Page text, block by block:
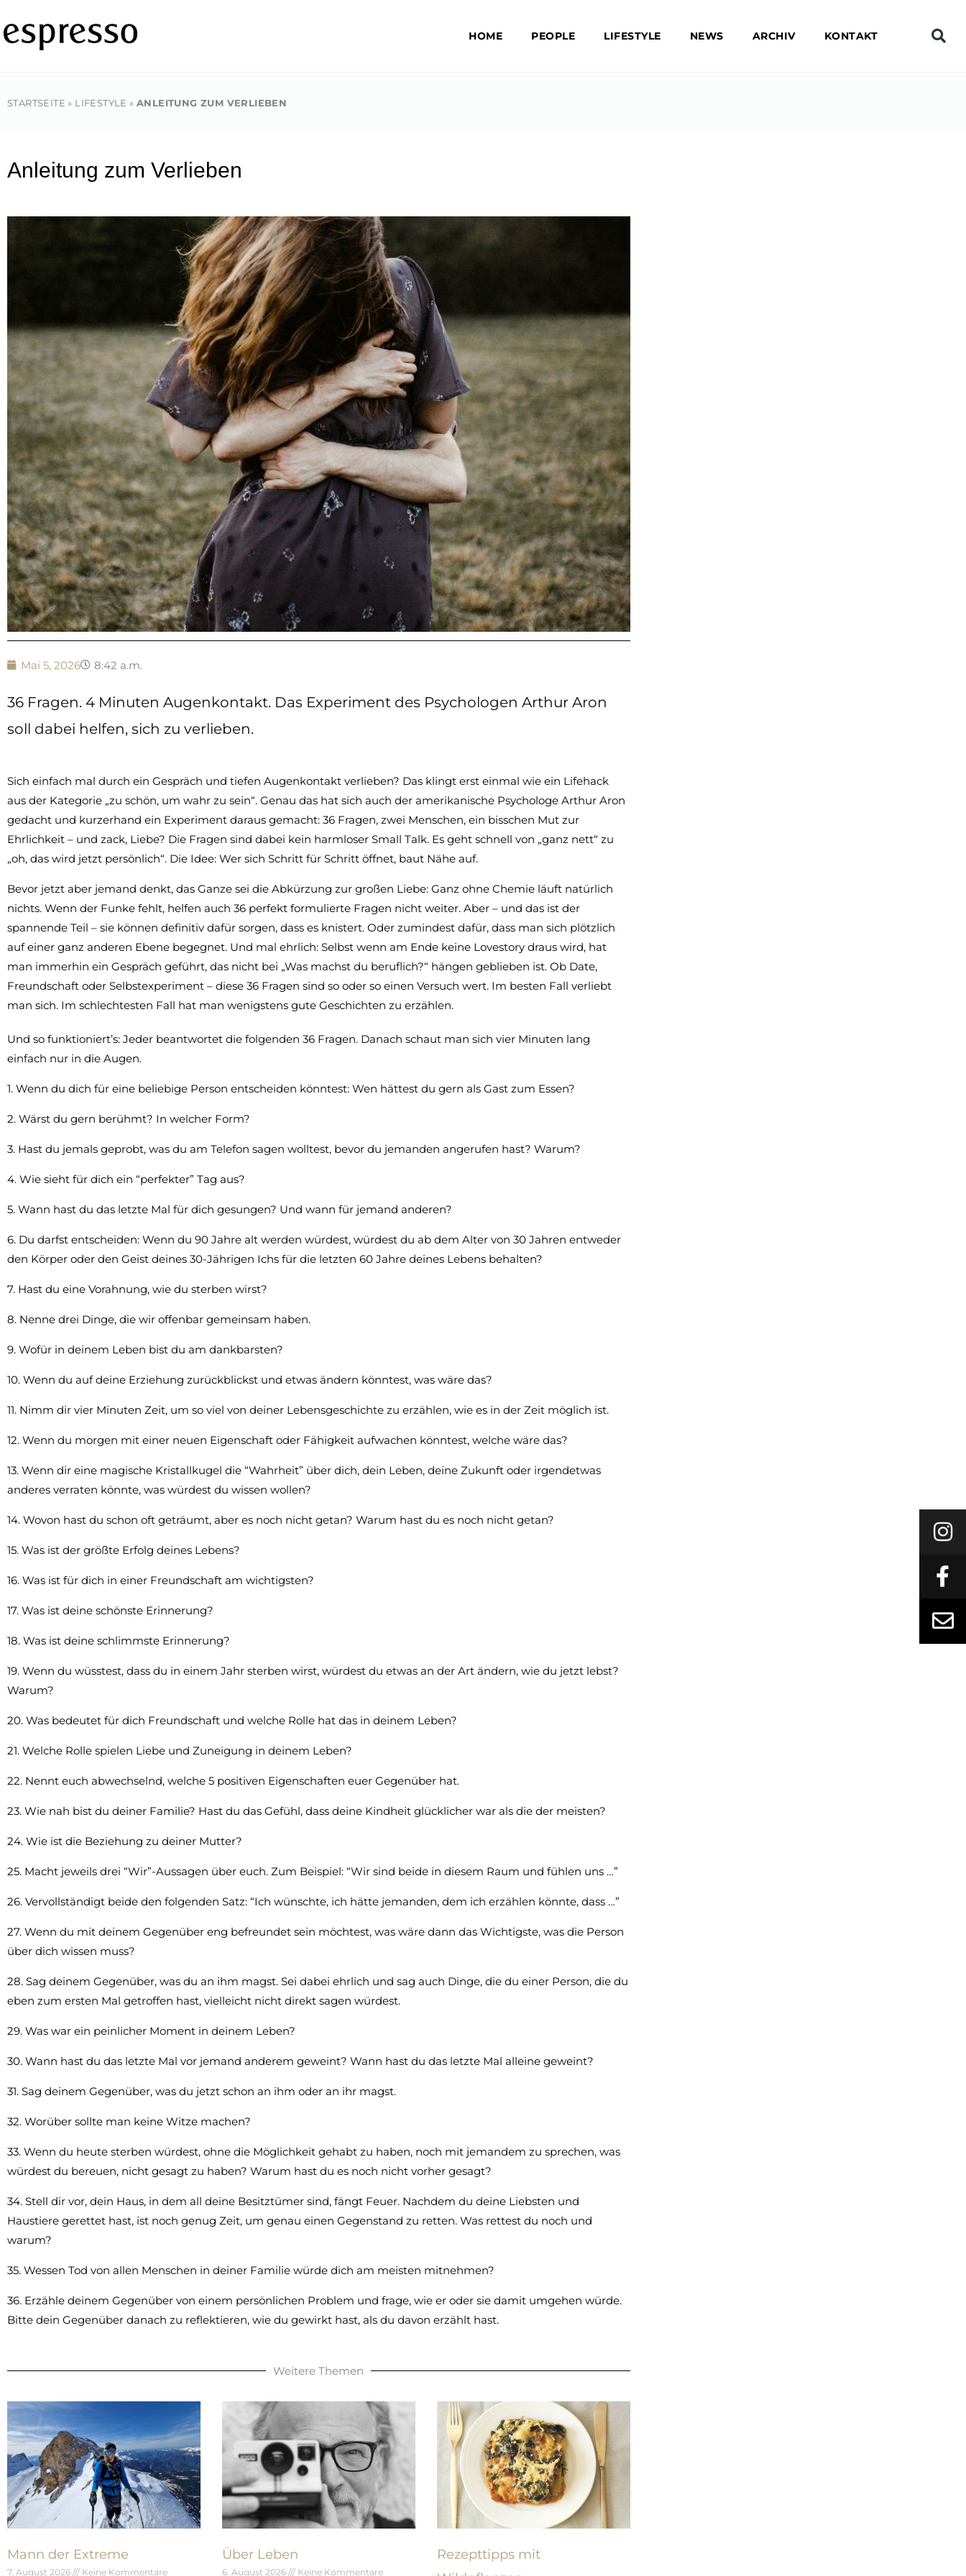
Inhalt
springen
HOME PEOPLE LIFESTYLE NEWS ARCHIV KONTAKT
STARTSEITE » LIFESTYLE »ANLEITUNG ZUM VERLIEBEN
Anleitung zum Verlieben
Mai 5, 2026 8:42 a.m.
36 Fragen. 4 Minuten Augenkontakt. Das Experiment des Psychologen Arthur Aron
soll dabei helfen, sich zu verlieben.
Sich einfach mal durch ein Gespräch und tiefen Augenkontakt verlieben? Das klingt erst einmal wie ein Lifehack
aus der Kategorie „zu schön, um wahr zu sein“. Genau das hat sich auch der amerikanische Psychologe Arthur Aron
gedacht und kurzerhand ein Experiment daraus gemacht: 36 Fragen, zwei Menschen, ein bisschen Mut zur
Ehrlichkeit – und zack, Liebe? Die Fragen sind dabei kein harmloser Small Talk. Es geht schnell von „ganz nett“ zu
„oh, das wird jetzt persönlich“. Die Idee: Wer sich Schritt für Schritt öffnet, baut Nähe auf.
Bevor jetzt aber jemand denkt, das Ganze sei die Abkürzung zur großen Liebe: Ganz ohne Chemie läuft natürlich
nichts. Wenn der Funke fehlt, helfen auch 36 perfekt formulierte Fragen nicht weiter. Aber – und das ist der
spannende Teil – sie können definitiv dafür sorgen, dass es knistert. Oder zumindest dafür, dass man sich plötzlich
auf einer ganz anderen Ebene begegnet. Und mal ehrlich: Selbst wenn am Ende keine Lovestory draus wird, hat
man immerhin ein Gespräch geführt, das nicht bei „Was machst du beruflich?“ hängen geblieben ist. Ob Date,
Freundschaft oder Selbstexperiment – diese 36 Fragen sind so oder so einen Versuch wert. Im besten Fall verliebt
man sich. Im schlechtesten Fall hat man wenigstens gute Geschichten zu erzählen.
Und so funktioniert’s: Jeder beantwortet die folgenden 36 Fragen. Danach schaut man sich vier Minuten lang
einfach nur in die Augen.
1. Wenn du dich für eine beliebige Person entscheiden könntest: Wen hättest du gern als Gast zum Essen?
2. Wärst du gern berühmt? In welcher Form?
3. Hast du jemals geprobt, was du am Telefon sagen wolltest, bevor du jemanden angerufen hast? Warum?
4. Wie sieht für dich ein “perfekter” Tag aus?
5. Wann hast du das letzte Mal für dich gesungen? Und wann für jemand anderen?
6. Du darfst entscheiden: Wenn du 90 Jahre alt werden würdest, würdest du ab dem Alter von 30 Jahren entweder
den Körper oder den Geist deines 30-Jährigen Ichs für die letzten 60 Jahre deines Lebens behalten?
7. Hast du eine Vorahnung, wie du sterben wirst?
8. Nenne drei Dinge, die wir offenbar gemeinsam haben.
9. Wofür in deinem Leben bist du am dankbarsten?
10. Wenn du auf deine Erziehung zurückblickst und etwas ändern könntest, was wäre das?
11. Nimm dir vier Minuten Zeit, um so viel von deiner Lebensgeschichte zu erzählen, wie es in der Zeit möglich ist.
12. Wenn du morgen mit einer neuen Eigenschaft oder Fähigkeit aufwachen könntest, welche wäre das?
13. Wenn dir eine magische Kristallkugel die “Wahrheit” über dich, dein Leben, deine Zukunft oder irgendetwas
anderes verraten könnte, was würdest du wissen wollen?
14. Wovon hast du schon oft geträumt, aber es noch nicht getan? Warum hast du es noch nicht getan?
15. Was ist der größte Erfolg deines Lebens?
16. Was ist für dich in einer Freundschaft am wichtigsten?
17. Was ist deine schönste Erinnerung?
18. Was ist deine schlimmste Erinnerung?
19. Wenn du wüsstest, dass du in einem Jahr sterben wirst, würdest du etwas an der Art ändern, wie du jetzt lebst?
Warum?
20. Was bedeutet für dich Freundschaft und welche Rolle hat das in deinem Leben?
21. Welche Rolle spielen Liebe und Zuneigung in deinem Leben?
22. Nennt euch abwechselnd, welche 5 positiven Eigenschaften euer Gegenüber hat.
23. Wie nah bist du deiner Familie? Hast du das Gefühl, dass deine Kindheit glücklicher war als die der meisten?
24. Wie ist die Beziehung zu deiner Mutter?
25. Macht jeweils drei “Wir”-Aussagen über euch. Zum Beispiel: “Wir sind beide in diesem Raum und fühlen uns …”
26. Vervollständigt beide den folgenden Satz: “Ich wünschte, ich hätte jemanden, dem ich erzählen könnte, dass …”
27. Wenn du mit deinem Gegenüber eng befreundet sein möchtest, was wäre dann das Wichtigste, was die Person
über dich wissen muss?
28. Sag deinem Gegenüber, was du an ihm magst. Sei dabei ehrlich und sag auch Dinge, die du einer Person, die du
eben zum ersten Mal getroffen hast, vielleicht nicht direkt sagen würdest.
29. Was war ein peinlicher Moment in deinem Leben?
30. Wann hast du das letzte Mal vor jemand anderem geweint? Wann hast du das letzte Mal alleine geweint?
31. Sag deinem Gegenüber, was du jetzt schon an ihm oder an ihr magst.
32. Worüber sollte man keine Witze machen?
33. Wenn du heute sterben würdest, ohne die Möglichkeit gehabt zu haben, noch mit jemandem zu sprechen, was
würdest du bereuen, nicht gesagt zu haben? Warum hast du es noch nicht vorher gesagt?
34. Stell dir vor, dein Haus, in dem all deine Besitztümer sind, fängt Feuer. Nachdem du deine Liebsten und
Haustiere gerettet hast, ist noch genug Zeit, um genau einen Gegenstand zu retten. Was rettest du noch und
warum?
35. Wessen Tod von allen Menschen in deiner Familie würde dich am meisten mitnehmen?
36. Erzähle deinem Gegenüber von einem persönlichen Problem und frage, wie er oder sie damit umgehen würde.
Bitte dein Gegenüber danach zu reflektieren, wie du gewirkt hast, als du davon erzählt hast.
Weitere Themen
Mann der Extreme
7. August 2026 Keine Kommentare
Über Leben
6. August 2026 Keine Kommentare
Rezepttipps mit